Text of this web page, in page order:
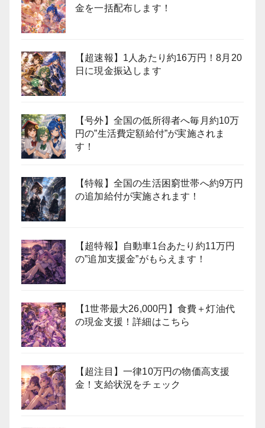
金を一括配布します！
【超速報】1人あたり約16万円！8月20
日に現金振込します
【号外】全国の低所得者へ毎月約10万
円の”生活費定額給付”が実施されま
す！
【特報】全国の生活困窮世帯へ約9万円
の追加給付が実施されます！
【超特報】自動車1台あたり約11万円
の”追加支援金”がもらえます！
【1世帯最大26,000円】食費＋灯油代
の現金支援！詳細はこちら
【超注目】一律10万円の物価高支援
金！支給状況をチェック